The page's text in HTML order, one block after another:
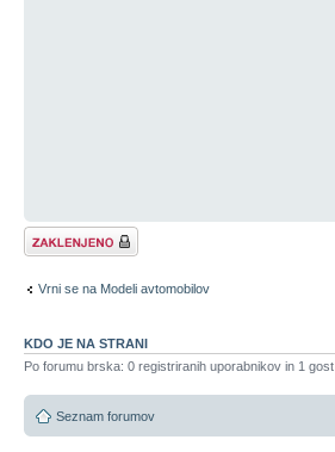
Tema je zaklenjena
Vrni se na Modeli avtomobilov
KDO JE NA STRANI
Po forumu brska: 0 registriranih uporabnikov in 1 gost
Seznam forumov